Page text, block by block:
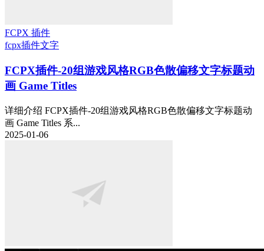
FCPX 插件
fcpx插件文字
FCPX插件-20组游戏风格RGB色散偏移文字标题动
画 Game Titles
详细介绍 FCPX插件-20组游戏风格RGB色散偏移文字标题动
画 Game Titles 系...
2025-01-06